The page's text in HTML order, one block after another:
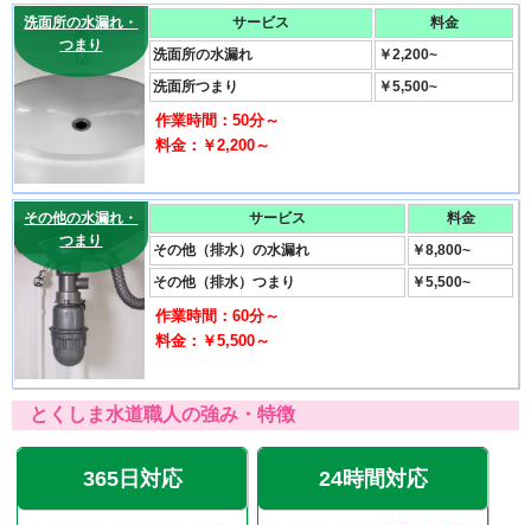
洗面所の水漏れ・
つまり
サービス
料金
洗面所の水漏れ
￥2,200~
洗面所つまり
￥5,500~
作業時間：50分～
料金：￥2,200～
その他の水漏れ・
つまり
サービス
料金
その他（排水）の水漏れ
￥8,800~
その他（排水）つまり
￥5,500~
作業時間：60分～
料金：￥5,500～
とくしま水道職人の強み・特徴
365日対応 24時間対応